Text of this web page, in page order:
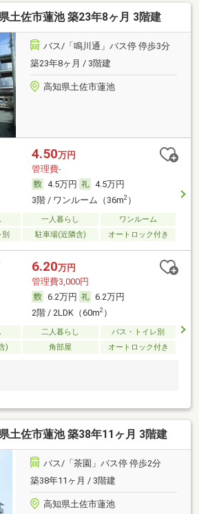
土佐市蓮池 築23年8ヶ月 3階建
バス/「鳴川通」バス停 停歩3分
築23年8ヶ月 / 3階建
高知県土佐市蓮池
4.50万円
管理費-
4.5万円
4.5万円
3階 / ワンルーム（36m2）
一人暮らし
ワンルーム
別
駐車場(近隣含) オートロック付き
6.20万円
管理費3,000円
6.2万円
6.2万円
2階 / 2LDK（60m2）
二人暮らし
バス・トイレ別
)
角部屋 オートロック付き
土佐市蓮池 築38年11ヶ月 3階建
バス/「茶園」バス停 停歩2分
築38年11ヶ月 / 3階建
高知県土佐市蓮池